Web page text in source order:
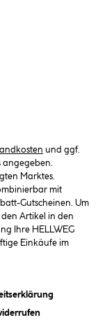
und ggf.
Marktes.
mit
Gutscheinen. Um
Artikel in den
Ihre HELLWEG
Einkäufe im
(öffnet
Dialogfeld)